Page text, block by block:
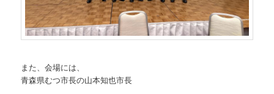
また、会場には、
青森県むつ市長の山本知也市長